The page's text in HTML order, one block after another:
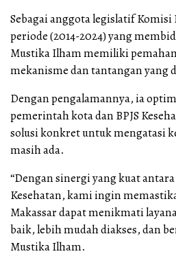
Sebagai anggota legislatif Komisi
periode (2014-2024) yang
Mustika Ilham memiliki
mekanisme dan tantangan yang
Dengan pengalamannya, ia
pemerintah kota dan BPJS
solusi konkret untuk mengatasi
masih ada.
“Dengan sinergi yang kuat
Kesehatan, kami ingin
Makassar dapat menikmati
baik, lebih mudah diakses, dan
Mustika Ilham.